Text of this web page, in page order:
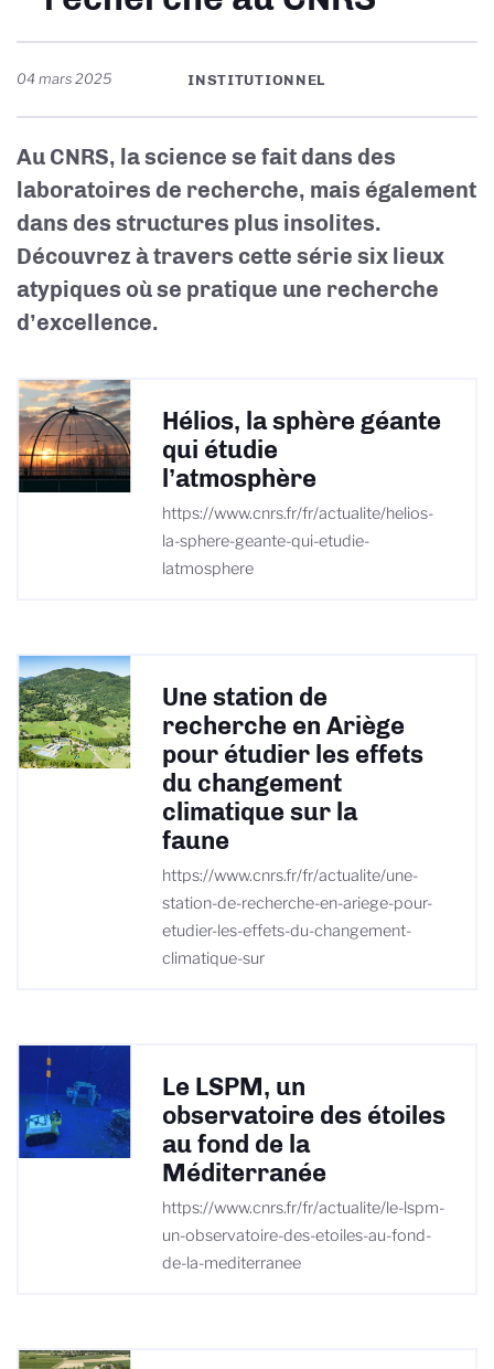
04 mars 2025 INSTITUTIONNEL
Au CNRS, la science se fait dans des
laboratoires de recherche, mais également
dans des structures plus insolites.
Découvrez à travers cette série six lieux
atypiques où se pratique une recherche
d’excellence.
Hélios, la sphère géante
qui étudie
l’atmosphère
https://www.cnrs.fr/fr/actualite/helios-
la-sphere-geante-qui-etudie-
latmosphere
Une station de
recherche en Ariège
pour étudier les effets
du changement
climatique sur la
faune
https://www.cnrs.fr/fr/actualite/une-
station-de-recherche-en-ariege-pour-
etudier-les-effets-du-changement-
climatique-sur
Le LSPM, un
observatoire des étoiles
au fond de la
Méditerranée
https://www.cnrs.fr/fr/actualite/le-lspm-
un-observatoire-des-etoiles-au-fond-
de-la-mediterranee